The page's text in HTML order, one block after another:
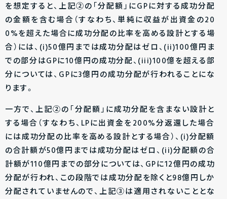
を想定すると、上記②の「分配額」にGPに対する成功分配
の金額を含む場合（すなわち、単純に収益が出資金の20
0%を超えた場合に成功分配の比率を高める設計とする場
合）には、(i)50億円までは成功分配はゼロ、(ii)100億円ま
での部分はGPに10億円の成功分配、(iii)100億を超える部
分については、GPに3億円の成功分配が行われることにな
ります。
一方で、上記②の「分配額」に成功分配を含まない設計と
する場合（すなわち、LPに出資金を200%分返還した場合
には成功分配の比率を高める設計とする場合）、(i)分配額
の合計額が50億円までは成功分配はゼロ、(ii)分配額の合
計額が110億円までの部分については、GPに12億円の成功
分配が行われ、この段階では成功分配を除くと98億円しか
分配されていませんので、上記③は適用されないこととな